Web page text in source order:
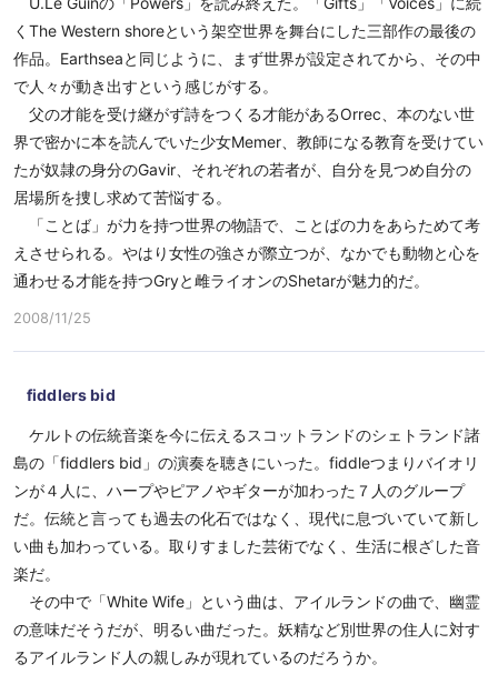
くThe Western shoreという架空世界を舞台にした三部作の最後の
作品。Earthseaと同じように、まず世界が設定されてから、その中
で人々が動き出すという感じがする。
父の才能を受け継がず詩をつくる才能があるOrrec、本のない世
界で密かに本を読んでいた少女Memer、教師になる教育を受けてい
たが奴隷の身分のGavir、それぞれの若者が、自分を見つめ自分の
居場所を捜し求めて苦悩する。
「ことば」が力を持つ世界の物語で、ことばの力をあらためて考
えさせられる。やはり女性の強さが際立つが、なかでも動物と心を
通わせる才能を持つGryと雌ライオンのShetarが魅力的だ。
2008/11/25
fiddlers bid
ケルトの伝統音楽を今に伝えるスコットランドのシェトランド諸
島の「fiddlers bid」の演奏を聴きにいった。fiddleつまりバイオリ
ンが４人に、ハープやピアノやギターが加わった７人のグループ
だ。伝統と言っても過去の化石ではなく、現代に息づいていて新し
い曲も加わっている。取りすました芸術でなく、生活に根ざした音
楽だ。
その中で「White Wife」という曲は、アイルランドの曲で、幽霊
の意味だそうだが、明るい曲だった。妖精など別世界の住人に対す
るアイルランド人の親しみが現れているのだろうか。